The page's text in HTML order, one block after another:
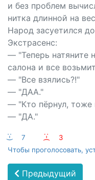
и без проблем
нитка длинной на
Народ засуетился
Экстрасенс:
— "Теперь натяните
салона и все
— "Все взялись?!"
— "ДАА."
— "Кто пёрнул, тоже
— "ДА."
:-) 7 :-(
3
Чтобы проголосовать,
Предыдущий